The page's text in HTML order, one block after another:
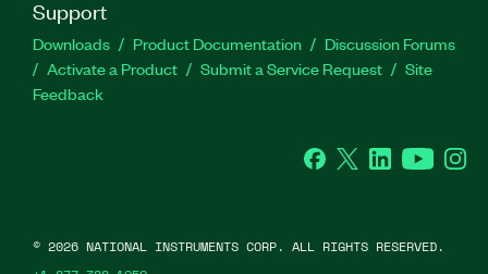
Support
Downloads Product Documentation
Discussion Forums
Activate a Product
Submit a Service Request
Site
Feedback
Facebook
Twitter LinkedInYouTube
© 2026 NATIONAL INSTRUMENTS CORP. ALL RIGHTS RESERVED.